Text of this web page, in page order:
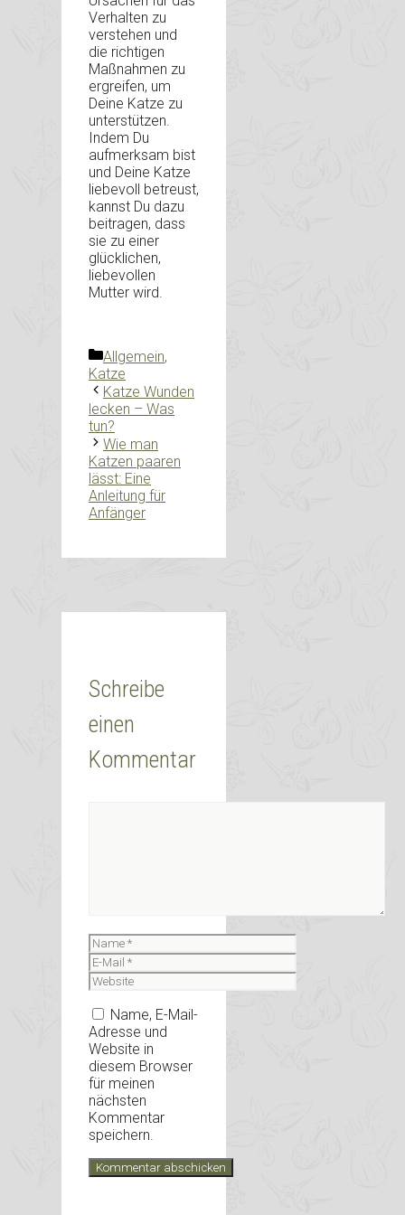
Verhalten zu
verstehen und
die richtigen
Maßnahmen zu
ergreifen, um
Deine Katze zu
unterstützen.
Indem Du
aufmerksam bist
und Deine Katze
liebevoll betreust,
kannst Du dazu
beitragen, dass
sie zu einer
glücklichen,
liebevollen
Mutter wird.
Kategorien
Allgemein,
Katze
Katze Wunden
lecken – Was
tun?
Wie man
Katzen paaren
lässt: Eine
Anleitung für
Anfänger
Schreibe
einen
Kommentar
Name
E-
Mail
Website
Name, E-Mail-
Adresse und
Website in
diesem Browser
für meinen
nächsten
Kommentar
speichern.